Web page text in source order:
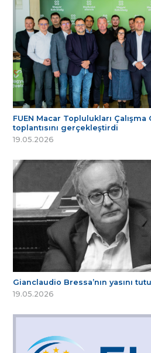
FUEN Macar Toplulukları Çalışma
toplantısını gerçekleştirdi
19.05.2026
Gianclaudio Bressa’nın yasını
19.05.2026